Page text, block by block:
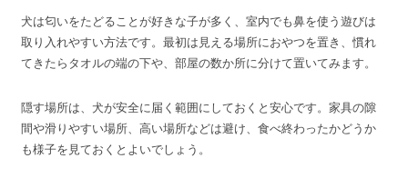
犬は匂いをたどることが好きな子が多く、室内でも鼻を使う遊びは
取り入れやすい方法です。最初は見える場所におやつを置き、慣れ
てきたらタオルの端の下や、部屋の数か所に分けて置いてみます。
隠す場所は、犬が安全に届く範囲にしておくと安心です。家具の隙
間や滑りやすい場所、高い場所などは避け、食べ終わったかどうか
も様子を見ておくとよいでしょう。